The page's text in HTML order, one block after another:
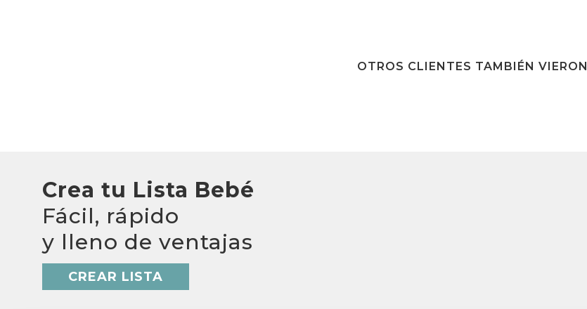
OTROS CLIENTES TAMBIÉN VIERON
Crea tu Lista Bebé
Fácil, rápido
y lleno de ventajas
CREAR LISTA